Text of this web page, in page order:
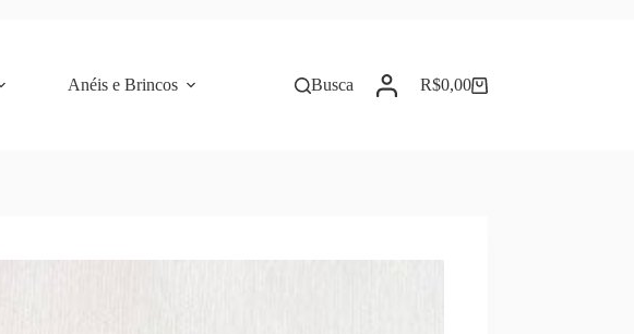
Anéis e Brincos Busca Carrinho
R$0,00